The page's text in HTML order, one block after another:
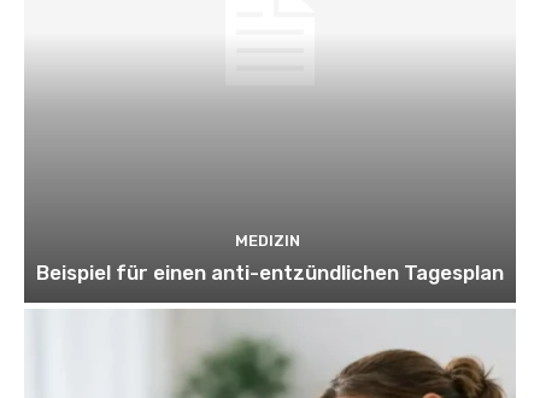
MEDIZIN
Beispiel für einen anti-entzündlichen Tagesplan